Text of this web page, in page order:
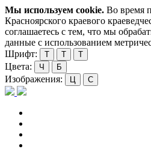
Мы используем cookie. Во время
Красноярского краевого
соглашаетесь с тем, что мы
данные с использованием
Шрифт:
Т Т Т
Цвета: Ч Б
Изображения: Ц С